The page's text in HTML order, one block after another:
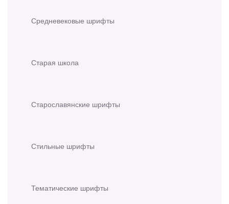
Средневековые шрифты
Старая школа
Старославянские шрифты
Стильные шрифты
Тематические шрифты